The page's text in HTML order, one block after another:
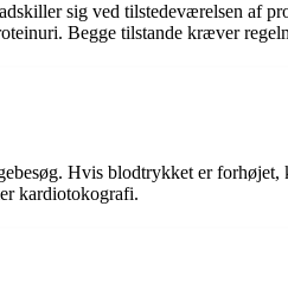
sig ved tilstedeværelsen af
Begge tilstande kræver
Hvis blodtrykket er forhøjet,
kardiotokografi.